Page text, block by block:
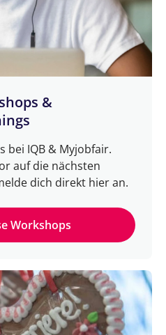
&
bei IQB & Myjobfair.
auf die nächsten
dich direkt hier an.
Workshops